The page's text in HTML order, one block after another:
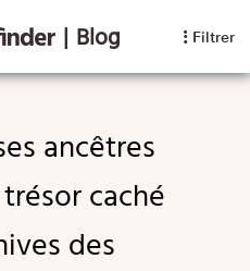
| Blog Filtrer
caché
des